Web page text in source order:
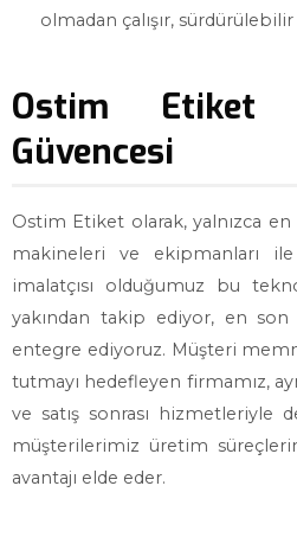
olmadan çalışır,
Ostim Etiket
Güvencesi
Ostim Etiket olarak, yalnızca
makineleri ve ekipmanları ile
imalatçısı olduğumuz bu
yakından takip ediyor, en
entegre ediyoruz. Müşteri
tutmayı hedefleyen firmamız,
ve satış sonrası hizmetleriyle
müşterilerimiz üretim
avantajı elde eder.